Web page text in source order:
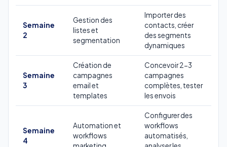
Semaine
2
Gestion des
listes et
segmentation
Importer des
contacts, créer
des segments
dynamiques
Semaine
3
Création de
campagnes
email et
templates
Concevoir 2-3
campagnes
complètes, tester
les envois
Semaine
4
Automation et
workflows
Configurer des
workflows
automatisés,